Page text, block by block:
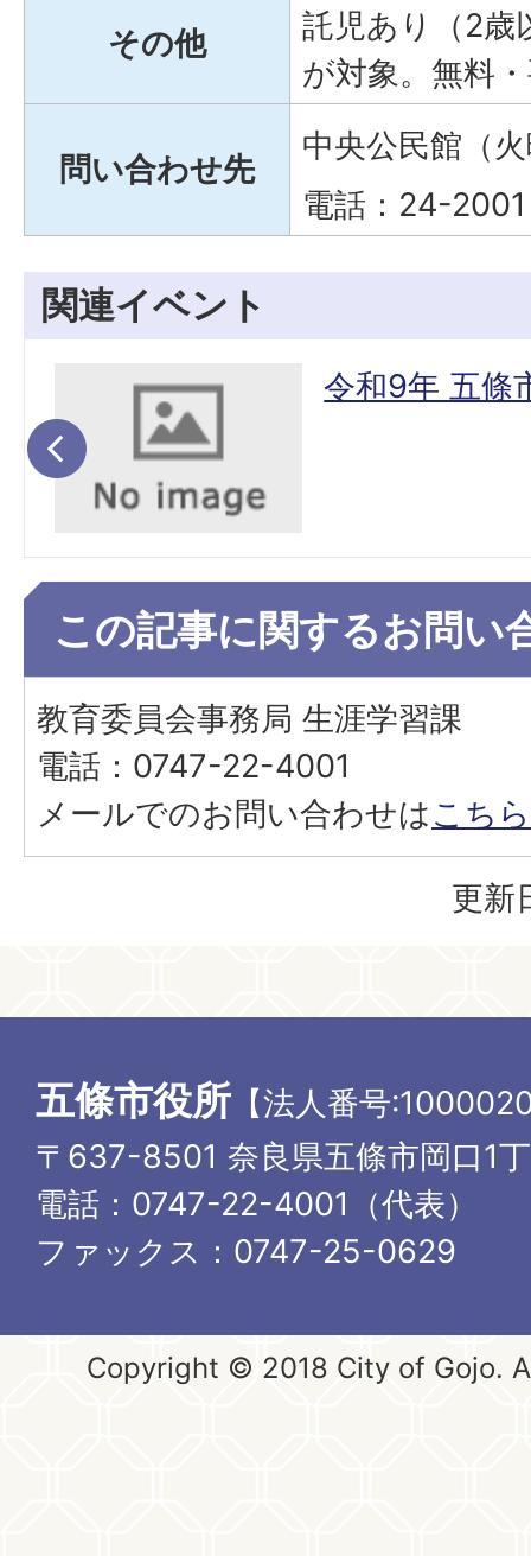
その他
託児あり（2歳
が対象。無料
問い合わせ先
中央公民館（
電話：24-2001
関連イベント
令和9年 五條
この記事に関するお問い
教育委員会事務局 生涯学習課
電話：0747-22-4001
メールでのお問い合わせはこちら
更新
五條市役所 【法人番号
〒637-8501 奈良県五條市岡口1
電話：0747-22-4001（代表）
ファックス：0747-25-0629
Copyright © 2018 City of Gojo.